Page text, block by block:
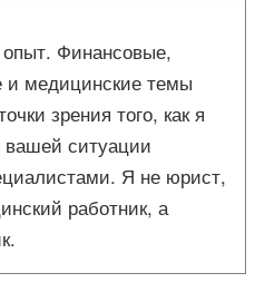
Финансовые,
и медицинские темы
зрения того, как я
вашей ситуации
Я не юрист,
работник, а